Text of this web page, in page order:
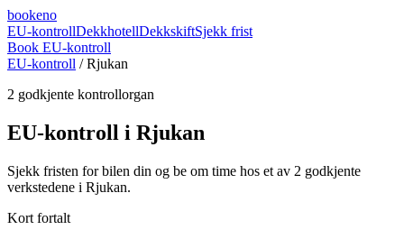
bookeno
EU-kontrollDekkhotellDekkskiftSjekk frist
Book EU-kontroll
EU-kontroll /Rjukan
2 godkjente kontrollorgan
EU-kontroll i Rjukan
Sjekk fristen for bilen din og be om time hos et av 2 godkjente
verkstedene i Rjukan.
Kort fortalt